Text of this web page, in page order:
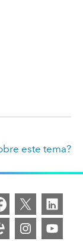
este tema?